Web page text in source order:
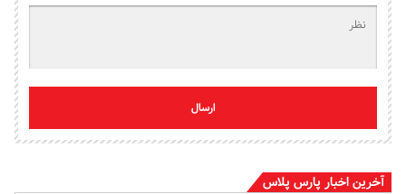
ارسال
آخرین اخبار پارس پلاس